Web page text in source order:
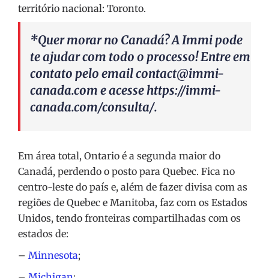
território nacional: Toronto.
*Quer morar no Canadá? A Immi pode
te ajudar com todo o processo! Entre em
contato pelo emailcontact@immi-
canada.com e acessehttps://immi-
canada.com/consulta/.
Em área total, Ontario é a segunda maior do
Canadá, perdendo o posto para Quebec. Fica no
centro-leste do país e, além de fazer divisa com as
regiões de Quebec e Manitoba, faz com os Estados
Unidos, tendo fronteiras compartilhadas com os
estados de:
– Minnesota;